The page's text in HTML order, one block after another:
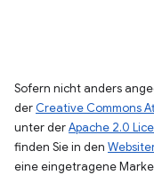
Sofern nicht anders
der Creative Commons
unter derApache 2.0
finden Sie in den
eine eingetragene